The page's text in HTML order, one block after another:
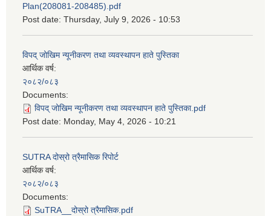
Plan(208081-208485).pdf
Post date: Thursday, July 9, 2026 - 10:53
विपद् जोखिम न्यूनीकरण तथा व्यवस्थापन हाते पुस्तिका
आर्थिक वर्ष:
२०८२/०८३
Documents:
विपद् जोखिम न्यूनीकरण तथा व्यवस्थापन हाते पुस्तिका.pdf
Post date: Monday, May 4, 2026 - 10:21
SUTRA दोस्रो त्रैमासिक रिपोर्ट
आर्थिक वर्ष:
२०८२/०८३
Documents:
SuTRA__दोस्रो त्रैमासिक.pdf